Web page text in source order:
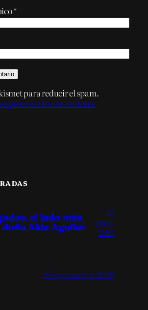
*
para reducir el spam.
procesan los datos de tus
el lado más
doña Aida Aguilar
21
abril,
2021
25 septiembre, 2020